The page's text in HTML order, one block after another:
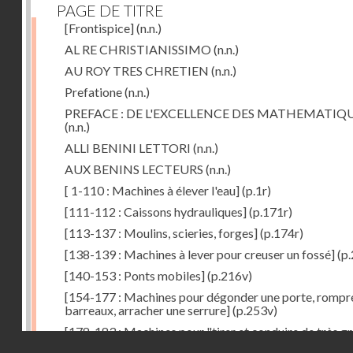
PAGE DE TITRE
[Frontispice](n.n.)
AL RE CHRISTIANISSIMO (n.n.)
AU ROY TRES CHRETIEN (n.n.)
Prefatione(n.n.)
PREFACE : DE L'EXCELLENCE DES
(n.n.)
ALLI BENINI LETTORI (n.n.)
AUX BENINS LECTEURS (n.n.)
[ 1-110 : Machines à élever l'eau](p.1r)
[111-112 : Caissons hydrauliques](p.171r)
[113-137 : Moulins, scieries, forges](p.174r)
[138-139 : Machines à lever pour creuser un fossé]
[140-153 : Ponts mobiles](p.216v)
[154-177 : Machines pour dégonder une porte,
barreaux, arracher une serrure](p.253v)
[178-183 : Machines pour "tirer et conduire de très